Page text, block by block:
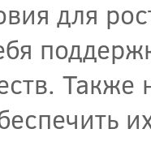
для